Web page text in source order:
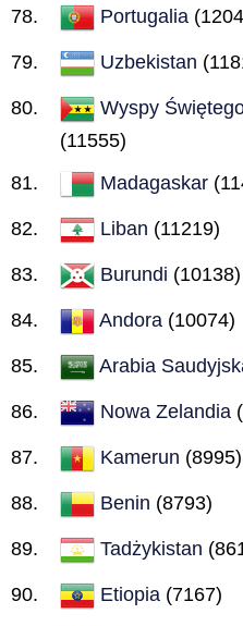
Portugalia
Uzbekistan
Wyspy
(11555)
Madagaskar
Liban (11219)
Burundi (10138)
Andora (10074)
Arabia
Nowa Zelandia
Kamerun (8995)
Benin (8793)
Tadżykistan
Etiopia (7167)